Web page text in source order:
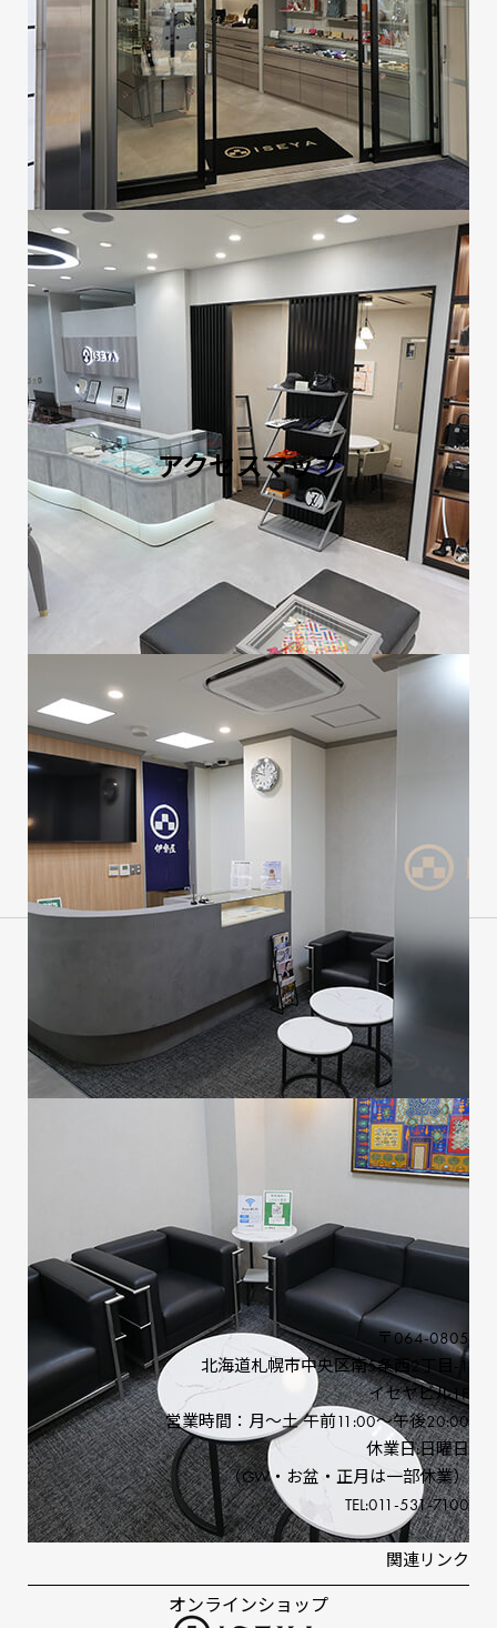
アクセスマップ
ニュース
伊勢屋とは
沿革
採⽤情報
お問い合わせ
プライバシーポリシー
ブランド
信頼と実績の伊勢屋グループ
〒064-0805
北海道札幌市中央区南5条⻄2丁⽬-1
イセヤビル1F
営業時間：⽉〜⼟ 午前11:00〜午後20:00
休業⽇:⽇曜⽇
（GW‧お盆‧正⽉は⼀部休業）
TEL:011-531-7100
関連リンク
オンラインショップ